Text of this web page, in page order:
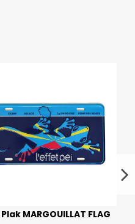
MARGOUILLAT FLAG